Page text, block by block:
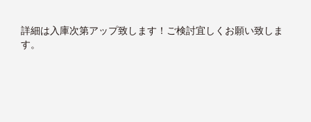
詳細は入庫次第アップ致します！ご検討宜しくお願い致しま
す。